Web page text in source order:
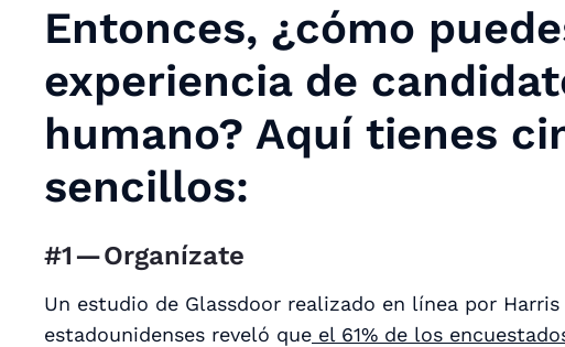
Entonces, ¿cómo
experiencia de
humano? Aquí tienes
sencillos:
#1 — Organízate
Un estudio de Glassdoor realizado en línea por
estadounidenses reveló que el 61% de los